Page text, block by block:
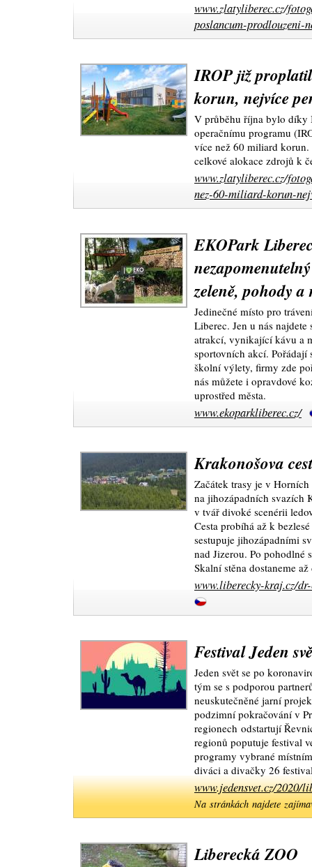
www.zlatyliberec.cz/
poslancum-prodlouzeni-
IROP již
korun, nejvíce
V průběhu října bylo díky
operačnímu programu
více než 60 miliard korun.
celkové alokace zdrojů k
www.zlatyliberec.cz/
nez-60-miliard-korun-
EKOPark
zeleně, pohody
Jedinečné místo pro
Liberec. Jen u nás
atrakcí, vynikající kávu a
sportovních akcí. Pořádají
školní výlety, firmy zde
nás můžete i opravdové
uprostřed města.
www.ekoparkliberec.cz/
Krakonošova
Začátek trasy je v
na jihozápadních svazích
v tvář divoké scenérii
Cesta probíhá až k
sestupuje jihozápadními
nad Jizerou. Po pohodlné
Skalní stěna dostaneme
www.liberecky-kraj.cz/
Festival Jeden
Jeden svět se po
tým se s podporou
neuskutečněné jarní
podzimní pokračování v
regionech odstartují
regionů poputuje festival
programy vybrané
diváci a divačky 26
www.jedensvet.cz/2020/
Na stránkách najdete
Liberecká ZOO